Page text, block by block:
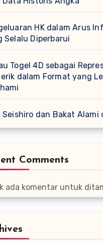
HK dalam Arus
Selalu Diperbarui
Togel 4D sebagai
dalam Format yang
Seishiro dan Bakat Alami
Comments
ada komentar untuk